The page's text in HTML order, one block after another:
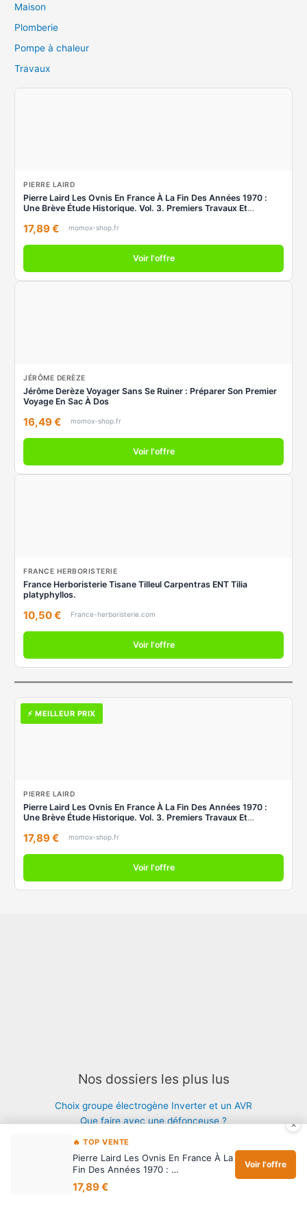
Maison
Plomberie
Pompe à chaleur
Travaux
PIERRE LAIRD
Pierre Laird Les Ovnis En France À La Fin Des Années 1970 :
Une Brève Étude Historique. Vol. 3. Premiers Travaux Et
17,89 € momox-shop.fr
Voir l'offre
JÉRÔME DERÈZE
Jérôme Derèze Voyager Sans Se Ruiner : Préparer Son Premier
Voyage En Sac À Dos
16,49 € momox-shop.fr
Voir l'offre
FRANCE HERBORISTERIE
France Herboristerie Tisane Tilleul Carpentras ENT Tilia
platyphyllos.
10,50 € France-herboristerie.com
Voir l'offre
⚡ MEILLEUR PRIX
PIERRE LAIRD
Pierre Laird Les Ovnis En France À La Fin Des Années 1970 :
Une Brève Étude Historique. Vol. 3. Premiers Travaux Et
17,89 € momox-shop.fr
Voir l'offre
Nos dossiers les plus lus
Choix groupe électrogène Inverter et un AVR
Que faire avec une défonceuse ?
Diagnostic immobilier local commercial
Entretien Pompe à chaleur Bretagne
Devis entretien chaudière Bretagne
×
🔥 TOP VENTE
Pierre Laird Les Ovnis En France À La
Fin Des Années 1970 : …
17,89 €
Voir l'offre